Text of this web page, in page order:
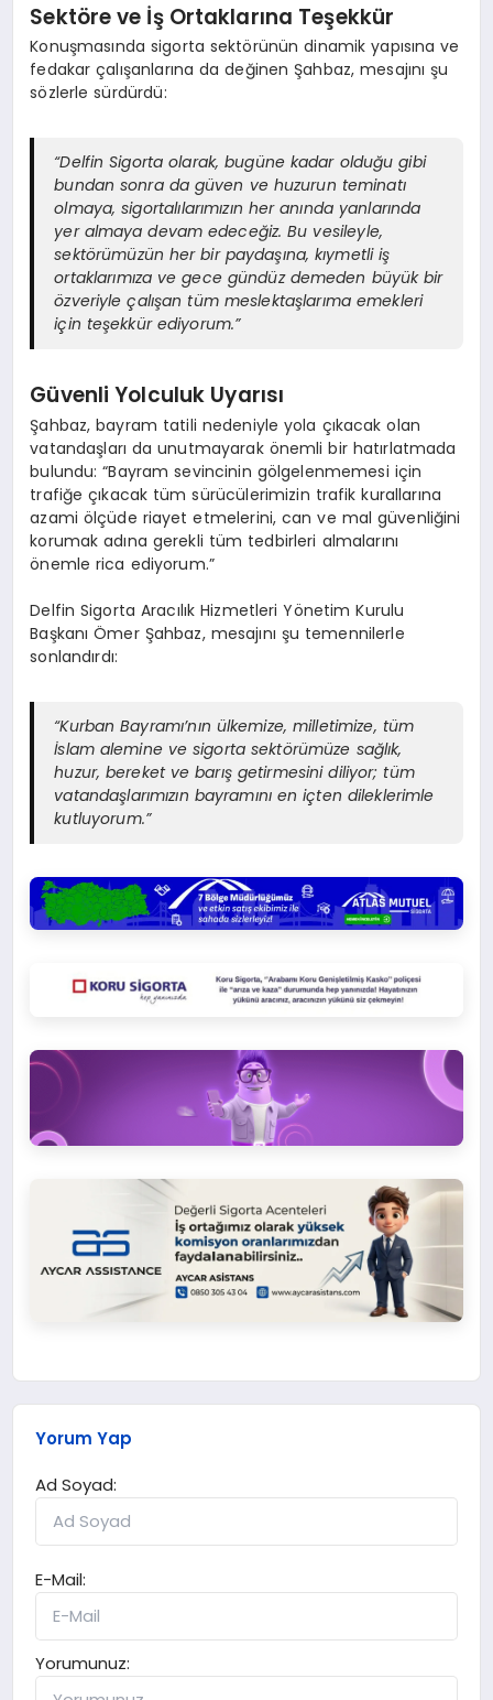
Sektöre ve İş Ortaklarına Teşekkür
Konuşmasında sigorta sektörünün dinamik yapısına ve
fedakar çalışanlarına da değinen Şahbaz, mesajını şu
sözlerle sürdürdü:
“Delfin Sigorta olarak, bugüne kadar olduğu gibi
bundan sonra da güven ve huzurun teminatı
olmaya, sigortalılarımızın her anında yanlarında
yer almaya devam edeceğiz. Bu vesileyle,
sektörümüzün her bir paydaşına, kıymetli iş
ortaklarımıza ve gece gündüz demeden büyük bir
özveriyle çalışan tüm meslektaşlarıma emekleri
için teşekkür ediyorum.”
Güvenli Yolculuk Uyarısı
Şahbaz, bayram tatili nedeniyle yola çıkacak olan
vatandaşları da unutmayarak önemli bir hatırlatmada
bulundu: “Bayram sevincinin gölgelenmemesi için
trafiğe çıkacak tüm sürücülerimizin trafik kurallarına
azami ölçüde riayet etmelerini, can ve mal güvenliğini
korumak adına gerekli tüm tedbirleri almalarını
önemle rica ediyorum.”
Delfin Sigorta Aracılık Hizmetleri Yönetim Kurulu
Başkanı Ömer Şahbaz, mesajını şu temennilerle
sonlandırdı:
“Kurban Bayramı’nın ülkemize, milletimize, tüm
İslam alemine ve sigorta sektörümüze sağlık,
huzur, bereket ve barış getirmesini diliyor; tüm
vatandaşlarımızın bayramını en içten dileklerimle
kutluyorum.”
Yorum Yap
Ad Soyad:
E-Mail:
Yorumunuz: